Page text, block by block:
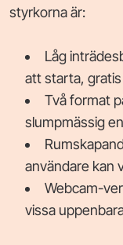
styrkorna är:
Låg
att starta,
Två format
slumpmässig
användare kan
Webcam-
vissa